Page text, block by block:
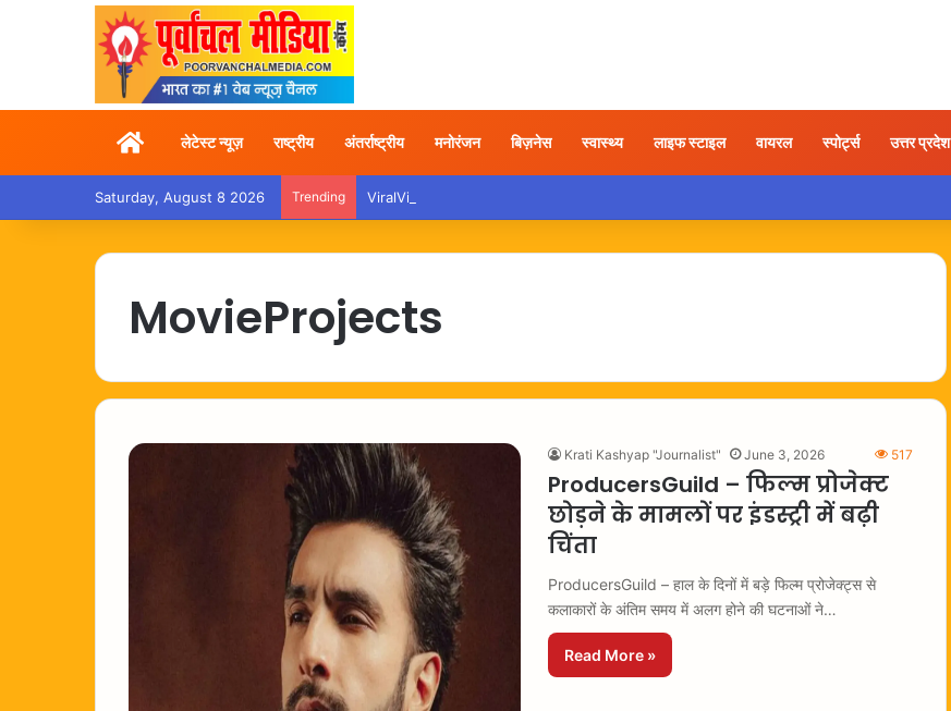
Homeलेटेस्ट न्यूज़ राष्ट्रीय अंतर्राष्ट्रीय मनोरंजन बिज़नेस स्वास्थ्य लाइफ स्टाइल वायरल स्पोर्ट्स उत्तर प्रदेश
Saturday, August 8 2026 Trending ViralVideo – ट्रेन में तोड़फोड़ करते युवक का वीडियो वायरल, कार्रवाई की उठी मांग
MovieProjects
Krati Kashyap "Journalist" June 3, 2026 517
ProducersGuild – फिल्म प्रोजेक्ट
छोड़ने के मामलों पर इंडस्ट्री में बढ़ी
चिंता
ProducersGuild – हाल के दिनों में बड़े फिल्म प्रोजेक्ट्स से
कलाकारों के अंतिम समय में अलग होने की घटनाओं ने…
Read More »